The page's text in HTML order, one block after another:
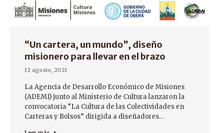
“Un cartera, un mundo”, diseño
misionero para llevar en el brazo
12 agosto, 2021
La Agencia de Desarrollo Económico de Misiones
(ADEMI) junto al Ministerio de Cultura lanzaron la
convocatoria “La Cultura de las Colectividades en
Carteras y Bolsos” dirigida a diseñadores…